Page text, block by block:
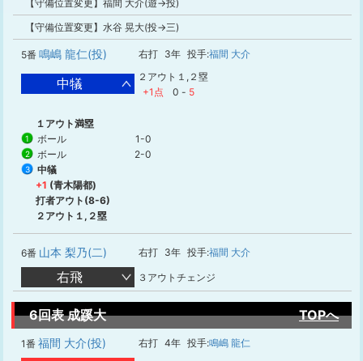
【守備位置変更】福間 大介(遊→投)
【守備位置変更】水谷 晃大(投→三)
5番 鳴嶋 龍仁(投) 右打 3年 投手:福間 大介
中犠
２アウト１,２塁
+1点
0 - 5
１アウト満塁
1 ボール 1-0
2 ボール 2-0
3
中犠
+1 (青木陽都)
打者アウト(8-6)
２アウト１,２塁
6番 山本 梨乃(二) 右打 3年 投手:福間 大介
右飛 ３アウトチェンジ
6回表 成蹊大 TOPへ
1番 福間 大介(投) 右打 4年 投手:鳴嶋 龍仁